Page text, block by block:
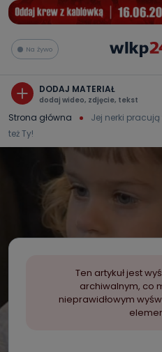
Na żywo
DODAJ MATERIAŁ
dodaj wideo, zdjęcie, tekst
Strona główna
Jej nerki pracują
też Ty!
Ten artykuł jest
archiwalnym, co
nieprawidłowym